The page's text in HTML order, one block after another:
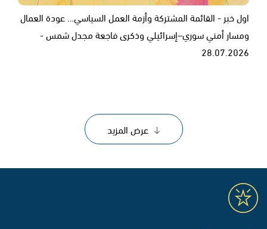
اول خبر - القائمة المشتركة وأزمة العمل السياسي… عودة العمال
ومسار أمني سوري–إسرائيلي وذكرى فاجعة مجدل شمس -
28.07.2026
عرض المزيد